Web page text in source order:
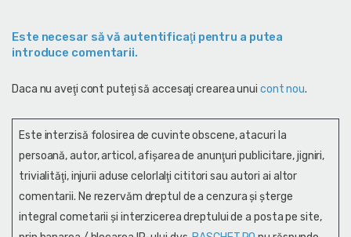
Este necesar să vă autentificaţi pentru a putea
introduce comentarii.
Daca nu aveţi cont puteţi să accesaţi crearea unui cont nou.
Este interzisă folosirea de cuvinte obscene, atacuri la
persoană, autor, articol, afişarea de anunţuri publicitare, jigniri,
trivialităţi, injurii aduse celorlalţi cititori sau autori ai altor
comentarii. Ne rezervăm dreptul de a cenzura și şterge
integral cometarii și interzicerea dreptului de a posta pe site,